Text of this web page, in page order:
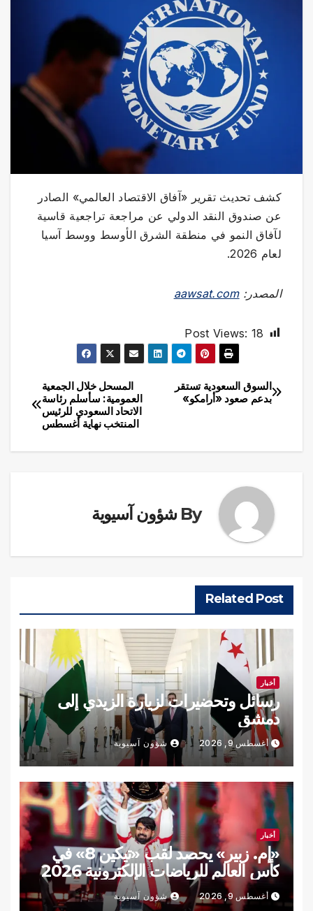
كشف تحديث تقرير «آفاق الاقتصاد العالمي» الصادر
عن صندوق النقد الدولي عن مراجعة تراجعية قاسية
لآفاق النمو في منطقة الشرق الأوسط ووسط آسيا
لعام 2026.
المصدر:aawsat.com
Post Views: 18
تصفّح
المسحل خلال الجمعية
العمومية: سأسلم رئاسة
الاتحاد السعودي للرئيس
المنتخب نهاية أغسطس
السوق السعودية تستقر
بدعم صعود «أرامكو»
By شؤون آسيوية
Related Post
أخبار
رسائل وتحضيرات لزيارة الزيدي إلى
دمشق
أغسطس 9, 2026 شؤون آسيوية
أخبار
«إم. زبير» يحصد لقب «تيكين 8» في
كأس العالم للرياضات الإلكترونية 2026
أغسطس 9, 2026 شؤون آسيوية